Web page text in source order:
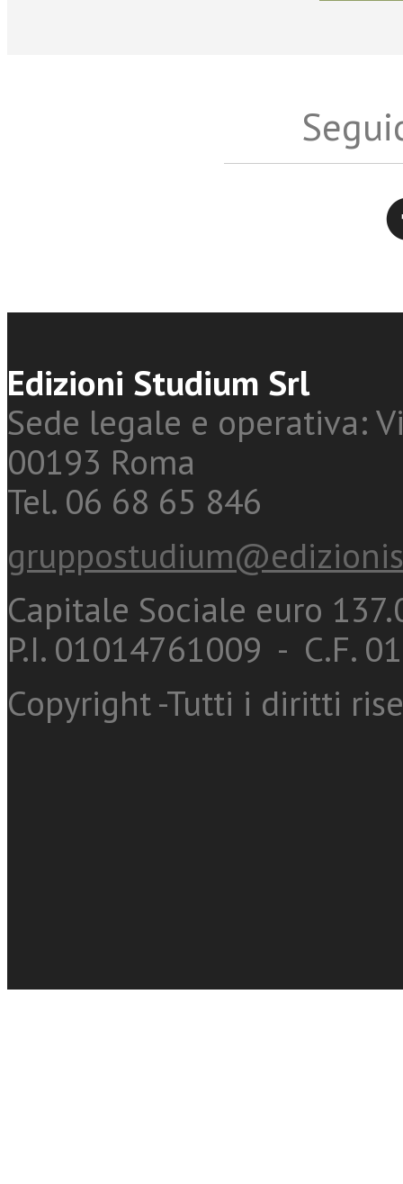
Edizioni Studium Srl
Sede legale e operativa:
00193 Roma
Tel. 06 68 65 846
Capitale Sociale euro
P.I. 01014761009 - C.F.
Copyright -Tutti i diritti